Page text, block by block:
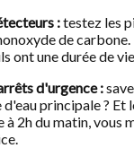
:testez les
de
ont une durée de
d'urgence :
principale ? Et
à 2h du matin, vous